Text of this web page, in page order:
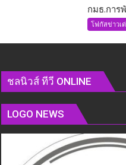
กมธ.การ
โฟกัสข่าวเ
ชลนิวส์ ทีวี ONLINE
LOGO NEWS